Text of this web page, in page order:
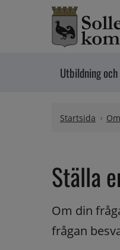
Hoppa till innehåll
Utbildning
Startsida
Ställa
Om din
frågan